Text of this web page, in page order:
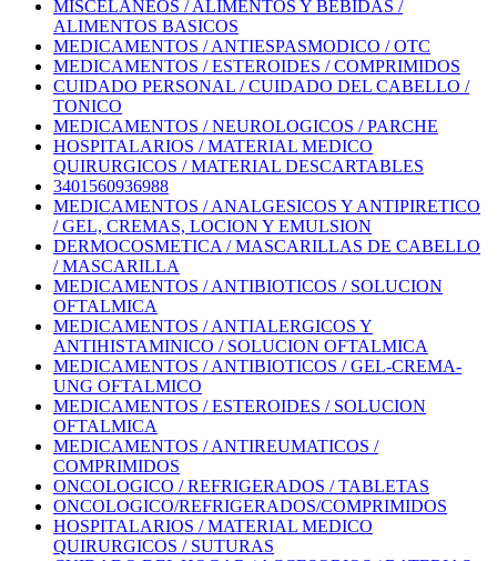
MISCELANEOS / ALIMENTOS Y BEBIDAS /
ALIMENTOS BASICOS
MEDICAMENTOS / ANTIESPASMODICO / OTC
MEDICAMENTOS / ESTEROIDES / COMPRIMIDOS
CUIDADO PERSONAL / CUIDADO DEL CABELLO /
TONICO
MEDICAMENTOS / NEUROLOGICOS / PARCHE
HOSPITALARIOS / MATERIAL MEDICO
QUIRURGICOS / MATERIAL DESCARTABLES
3401560936988
MEDICAMENTOS / ANALGESICOS Y ANTIPIRETICO
/ GEL, CREMAS, LOCION Y EMULSION
DERMOCOSMETICA / MASCARILLAS DE CABELLO
/ MASCARILLA
MEDICAMENTOS / ANTIBIOTICOS / SOLUCION
OFTALMICA
MEDICAMENTOS / ANTIALERGICOS Y
ANTIHISTAMINICO / SOLUCION OFTALMICA
MEDICAMENTOS / ANTIBIOTICOS / GEL-CREMA-
UNG OFTALMICO
MEDICAMENTOS / ESTEROIDES / SOLUCION
OFTALMICA
MEDICAMENTOS / ANTIREUMATICOS /
COMPRIMIDOS
ONCOLOGICO / REFRIGERADOS / TABLETAS
ONCOLOGICO/REFRIGERADOS/COMPRIMIDOS
HOSPITALARIOS / MATERIAL MEDICO
QUIRURGICOS / SUTURAS